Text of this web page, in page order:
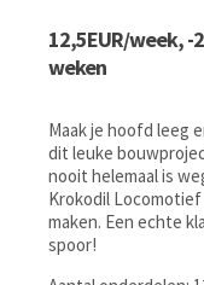
12,5EUR/week, -
weken
Maak je hoofd leeg
dit leuke
nooit helemaal is
Krokodil
maken. Een echte
spoor!